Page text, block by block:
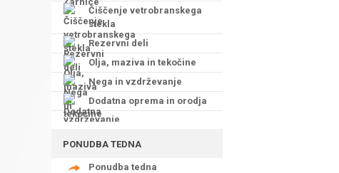
Čiščenje vetrobranskega
stekla
Rezervni deli
Olja, maziva in tekočine
Nega in vzdrževanje
Dodatna oprema in orodja
PONUDBA TEDNA
Ponudba tedna